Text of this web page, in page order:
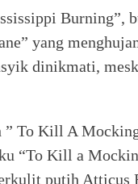
Burning”,
yang
dinikmati,
” To Kill A
“To Kill a
putih